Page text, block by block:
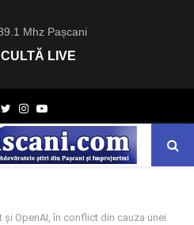
Mhz Pașcani
LIVE
TwitterInstagram
Youtube
OpenAI, în conflict din cauza unei